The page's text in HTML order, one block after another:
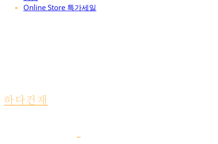
Online Store 특가세일
하다건재